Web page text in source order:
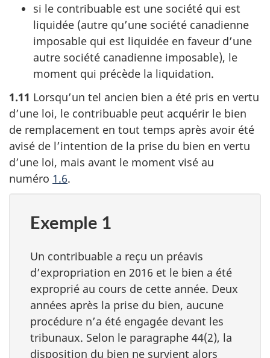
si le contribuable est une société qui est
liquidée (autre qu’une société canadienne
imposable qui est liquidée en faveur d’une
autre société canadienne imposable), le
moment qui précède la liquidation.
1.11 Lorsqu’un tel ancien bien a été pris en vertu
d’une loi, le contribuable peut acquérir le bien
de remplacement en tout temps après avoir été
avisé de l’intention de la prise du bien en vertu
d’une loi, mais avant le moment visé au
numéro 1.6.
Exemple 1
Un contribuable a reçu un préavis
d’expropriation en 2016 et le bien a été
exproprié au cours de cette année. Deux
années après la prise du bien, aucune
procédure n’a été engagée devant les
tribunaux. Selon le paragraphe 44(2), la
disposition du bien ne survient alors